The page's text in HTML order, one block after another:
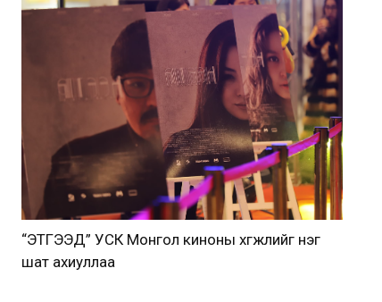
“ЭТГЭЭД” УСК Монгол киноны хөгжлийг нэг
шат ахиуллаа